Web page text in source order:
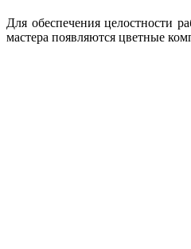
Для обеспечения целостности
мастера появляются цветные